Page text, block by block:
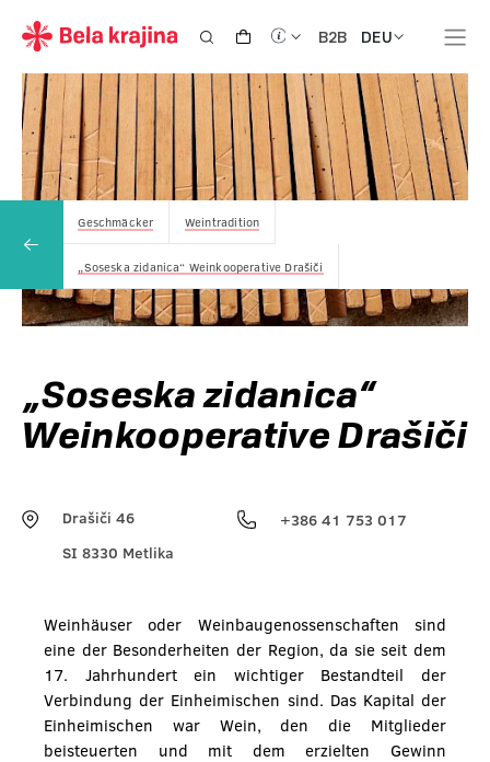
B2B DEU
Geschmäcker Weintradition
„Soseska zidanica“ Weinkooperative Drašiči
„Soseska zidanica“
Weinkooperative Drašiči
Drašiči 46
SI 8330 Metlika
+386 41 753 017
Weinhäuser oder Weinbaugenossenschaften sind
eine der Besonderheiten der Region, da sie seit dem
17. Jahrhundert ein wichtiger Bestandteil der
Verbindung der Einheimischen sind. Das Kapital der
Einheimischen war Wein, den die Mitglieder
beisteuerten und mit dem erzielten Gewinn